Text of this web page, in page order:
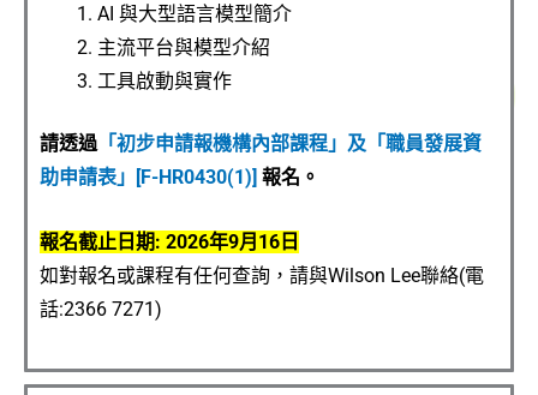
AI 與大型語言模型簡介
主流平台與模型介紹
工具啟動與實作
請透過「初步申請報機構內部課程」及「職員發展資
助申請表」[F-HR0430(1)] 報名。
報名截止日期: 2026年9月16日
如對報名或課程有任何查詢，請與Wilson Lee聯絡(電
話:2366 7271)